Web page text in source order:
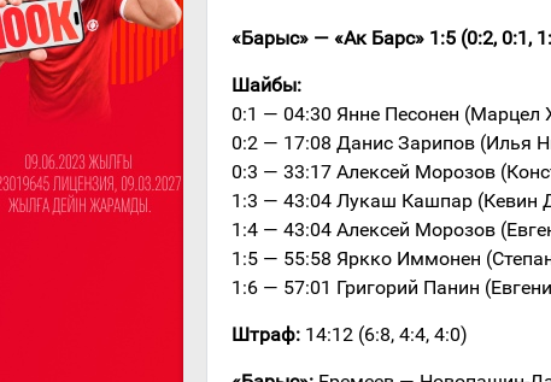
«Барыс» — «Ак Барс» 1:5 (0:2, 0:1,
Шайбы:
0:1 — 04:30 Янне Песонен (Марцел
0:2 — 17:08 Данис Зарипов (Илья
0:3 — 33:17 Алексей Морозов
1:3 — 43:04 Лукаш Кашпар (Кевин
1:4 — 43:04 Алексей Морозов
1:5 — 55:58 Яркко Иммонен
1:6 — 57:01 Григорий Панин
Штраф: 14:12 (6:8, 4:4, 4:0)